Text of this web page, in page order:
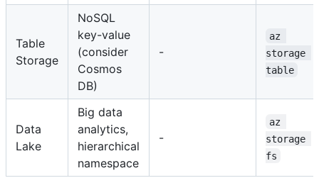
Table
Storage
NoSQL
key-value
(consider
Cosmos
DB)
-
az
storage
table
Data
Lake
Big data
analytics,
hierarchical
namespace
-
az
storage
fs